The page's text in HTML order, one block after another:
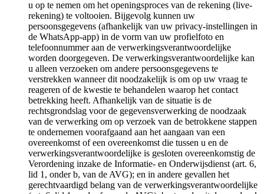
u op te nemen om het openingsproces van de rekening (live-
rekening) te voltooien. Bijgevolg kunnen uw
persoonsgegevens (afhankelijk van uw privacy-instellingen in
de WhatsApp-app) in de vorm van uw profielfoto en
telefoonnummer aan de verwerkingsverantwoordelijke
worden doorgegeven. De verwerkingsverantwoordelijke kan
u alleen verzoeken om andere persoonsgegevens te
verstrekken wanneer dit noodzakelijk is om op uw vraag te
reageren of de kwestie te behandelen waarop het contact
betrekking heeft. Afhankelijk van de situatie is de
rechtsgrondslag voor de gegevensverwerking de noodzaak
van de verwerking om op verzoek van de betrokkene stappen
te ondernemen voorafgaand aan het aangaan van een
overeenkomst of een overeenkomst die tussen u en de
verwerkingsverantwoordelijke is gesloten overeenkomstig de
Verordening inzake de Informatie- en Onderwijsdienst (art. 6,
lid 1, onder b, van de AVG); en in andere gevallen het
gerechtvaardigd belang van de verwerkingsverantwoordelijke